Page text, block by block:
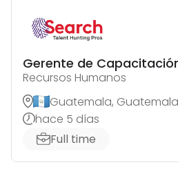
Gerente de
Recursos Humanos
Guatemala, Guatemala
hace 5 días
Full time